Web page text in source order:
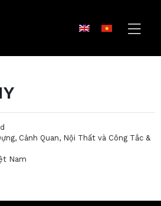
Cảnh Quan, Nội Thất và Công Tắc &
Nam